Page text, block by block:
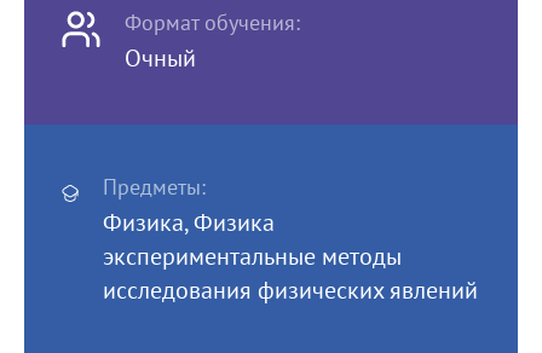
Формат обучения:
Очный
Предметы:
Физика, Физика
экспериментальные методы
исследования физических явлений